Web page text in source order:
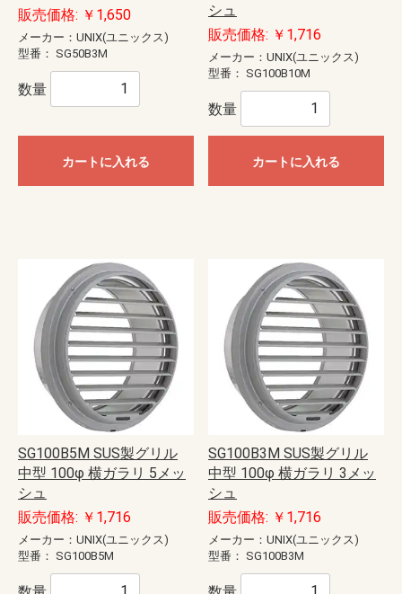
販売価格: ￥1,650
メーカー：UNIX(ユニックス)
型番： SG50B3M
数量
カートに入れる
シュ
販売価格: ￥1,716
メーカー：UNIX(ユニックス)
型番： SG100B10M
数量
カートに入れる
SG100B5M SUS製グリル
中型 100φ 横ガラリ 5メッ
シュ
販売価格: ￥1,716
メーカー：UNIX(ユニックス)
型番： SG100B5M
SG100B3M SUS製グリル
中型 100φ 横ガラリ 3メッ
シュ
販売価格: ￥1,716
メーカー：UNIX(ユニックス)
型番： SG100B3M